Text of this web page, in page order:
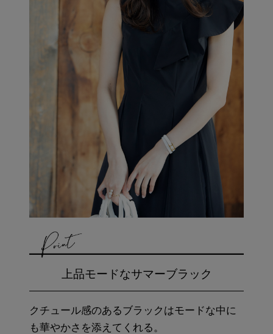
上品モードなサマーブラック
クチュール感のあるブラックはモードな中に
も華やかさを添えてくれる。